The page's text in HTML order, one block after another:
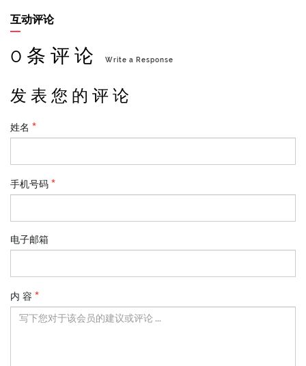
互动评论
0 条 评 论 Write a Response
发 表 您 的 评 论
姓名
手机号码
电子邮箱
内 容